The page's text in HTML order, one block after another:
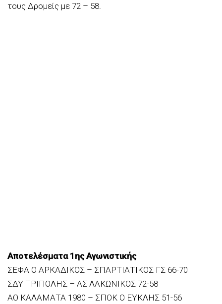
τους Δρομείς με 72 – 58.
Αποτελέσματα 1ης Αγωνιστικής
ΣΕΦΑ Ο ΑΡΚΑΔΙΚΟΣ – ΣΠΑΡΤΙΑΤΙΚΟΣ ΓΣ 66-70
ΣΔΥ ΤΡΙΠΟΛΗΣ – ΑΣ ΛΑΚΩΝΙΚΟΣ 72-58
ΑΟ ΚΑΛΑΜΑΤΑ 1980 – ΣΠΟΚ Ο ΕΥΚΛΗΣ 51-56